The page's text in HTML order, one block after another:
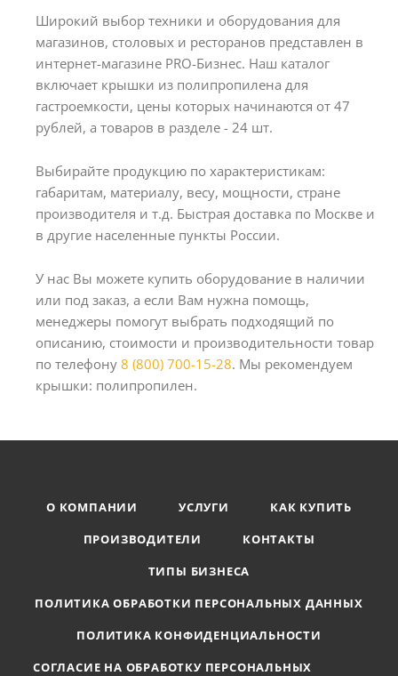
Широкий выбор техники и оборудования для
магазинов, столовых и ресторанов представлен в
интернет-магазине PRO-Бизнес. Наш каталог
включает крышки из полипропилена для
гастроемкости, цены которых начинаются от 47
рублей, а товаров в разделе - 24 шт.
Выбирайте продукцию по характеристикам:
габаритам, материалу, весу, мощности, стране
производителя и т.д. Быстрая доставка по Москве и
в другие населенные пункты России.
У нас Вы можете купить оборудование в наличии
или под заказ, а если Вам нужна помощь,
менеджеры помогут выбрать подходящий по
описанию, стоимости и производительности товар
по телефону 8 (800) 700-15-28. Мы рекомендуем
крышки: полипропилен.
О КОМПАНИИ УСЛУГИ
КАК КУПИТЬ
ПРОИЗВОДИТЕЛИ
КОНТАКТЫ
ТИПЫ БИЗНЕСА
ПОЛИТИКА ОБРАБОТКИ ПЕРСОНАЛЬНЫХ ДАННЫХ
ПОЛИТИКА КОНФИДЕНЦИАЛЬНОСТИ
СОГЛАСИЕ НА ОБРАБОТКУ ПЕРСОНАЛЬНЫХ